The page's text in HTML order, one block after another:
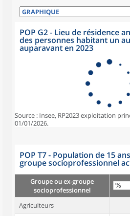
POP G2 - Lieu de résidence
des personnes habitant un
auparavant en 2023
Source : Insee, RP2023 exploitation
01/01/2026.
POP T7 - Population de 15
groupe socioprofessionnel
Groupe ou ex-groupe
socioprofessionnel
Agriculteurs